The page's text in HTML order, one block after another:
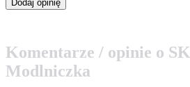
Komentarze / opinie o
Modlniczka